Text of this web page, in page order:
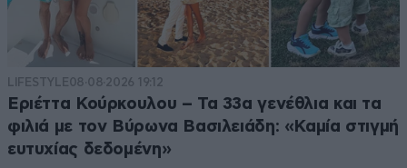
LIFESTYLE08·08·2026 19:12
Εριέττα Κούρκουλου – Τα 33α γενέθλια και τα
φιλιά με τον Βύρωνα Βασιλειάδη: «Καμία στιγμή
ευτυχίας δεδομένη»